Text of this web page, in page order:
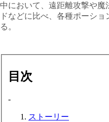
中において、遠距離攻撃や
ドなどに比べ、各種ポーシ
る。
目次
-
ストーリー